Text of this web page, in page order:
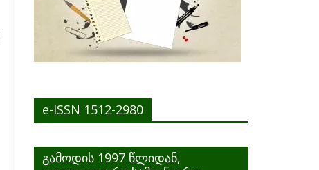
e-ISSN 1512-2980
გამოდის 1997 წლიდან,